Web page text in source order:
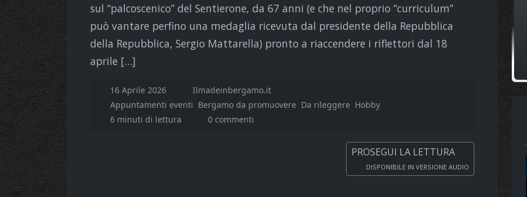
sul “palcoscenico” del Sentierone, da 67 anni (e che nel proprio “curriculum”
può vantare perfino una medaglia ricevuta dal presidente della Repubblica
della Repubblica, Sergio Mattarella) pronto a riaccendere i riflettori dal 18
aprile […]
16 Aprile 2026
Ilmadeinbergamo.it
Appuntamenti eventi Bergamo da promuovere Da rileggere Hobby
6 minuti di lettura
0 commenti
PROSEGUI LA LETTURA
DISPONIBILE IN VERSIONE AUDIO